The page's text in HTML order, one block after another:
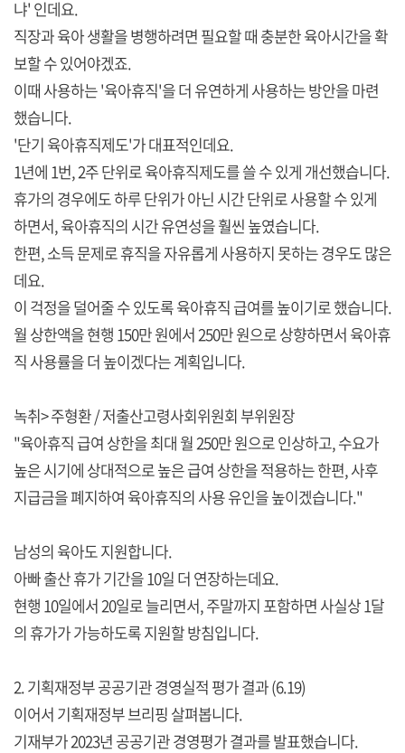
냐' 인데요.
직장과 육아 생활을 병행하려면 필요할 때 충분한 육아시간을 확
보할 수 있어야겠죠.
이때 사용하는 '육아휴직'을 더 유연하게 사용하는 방안을 마련
했습니다.
'단기 육아휴직제도'가 대표적인데요.
1년에 1번, 2주 단위로 육아휴직제도를 쓸 수 있게 개선했습니다.
휴가의 경우에도 하루 단위가 아닌 시간 단위로 사용할 수 있게
하면서, 육아휴직의 시간 유연성을 훨씬 높였습니다.
한편, 소득 문제로 휴직을 자유롭게 사용하지 못하는 경우도 많은
데요.
이 걱정을 덜어줄 수 있도록 육아휴직 급여를 높이기로 했습니다.
월 상한액을 현행 150만 원에서 250만 원으로 상향하면서 육아휴
직 사용률을 더 높이겠다는 계획입니다.
녹취> 주형환 / 저출산고령사회위원회 부위원장
"육아휴직 급여 상한을 최대 월 250만 원으로 인상하고, 수요가
높은 시기에 상대적으로 높은 급여 상한을 적용하는 한편, 사후
지급금을 폐지하여 육아휴직의 사용 유인을 높이겠습니다."
남성의 육아도 지원합니다.
아빠 출산 휴가 기간을 10일 더 연장하는데요.
현행 10일에서 20일로 늘리면서, 주말까지 포함하면 사실상 1달
의 휴가가 가능하도록 지원할 방침입니다.
2. 기획재정부 공공기관 경영실적 평가 결과 (6.19)
이어서 기획재정부 브리핑 살펴봅니다.
기재부가 2023년 공공기관 경영평가 결과를 발표했습니다.